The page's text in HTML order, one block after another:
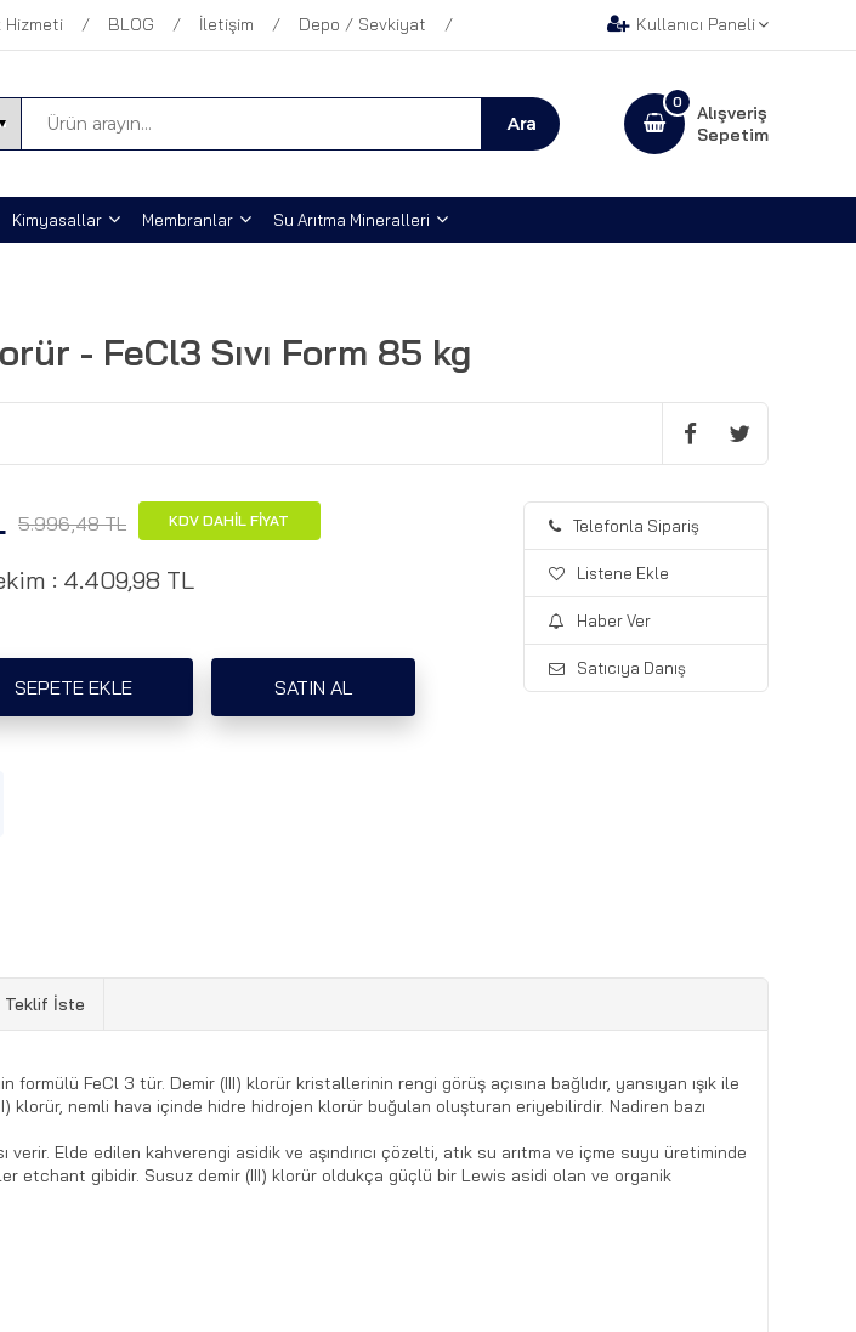
Hizmeti BLOG İletişim Depo / Sevkiyat Kullanıcı Paneli
Alışveriş
Sepetim
0
Kimyasallar Membranlar Su Arıtma Mineralleri
- FeCl3 Sıvı Form 85 kg
5.996,48 TL KDV DAHİL FİYAT
: 4.409,98 TL
Telefonla Sipariş
Listene Ekle
Haber Ver
Satıcıya Danış
Teklif İste
FeCl 3 tür. Demir (III) klorür kristallerinin rengi görüş açısına bağlıdır, yansıyan ışık ile
klorür, nemli hava içinde hidre hidrojen klorür buğulan oluşturan eriyebilirdir. Nadiren bazı
Elde edilen kahverengi asidik ve aşındırıcı çözelti, atık su arıtma ve içme suyu üretiminde
etchant gibidir. Susuz demir (III) klorür oldukça güçlü bir Lewis asidi olan ve organik